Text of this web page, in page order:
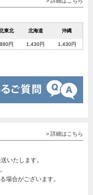
東北 北海道 沖縄
880円 1,430円 1,430円
> 詳細はこちら
いたします。
場合がございます。